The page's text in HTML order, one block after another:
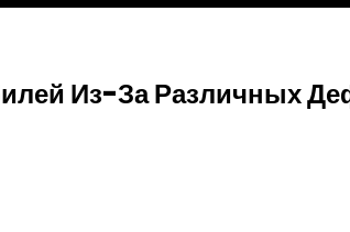
Из-За Различных